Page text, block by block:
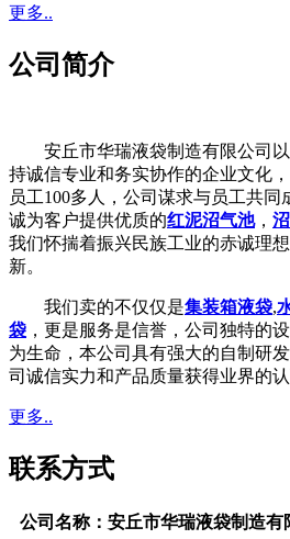
更多..
公司简介
安丘市华瑞液袋制造有限公司以
持诚信专业和务实协作的企业文化
员工100多人，公司谋求与员工共
诚为客户提供优质的红泥沼气池，
我们怀揣着振兴民族工业的赤诚理
新。
我们卖的不仅仅是集装箱液袋,
袋 ，更是服务是信誉，公司独特的
为生命，本公司具有强大的自制研
司诚信实力和产品质量获得业界的认
更多..
联系方式
公司名称：安丘市华瑞液袋制造有